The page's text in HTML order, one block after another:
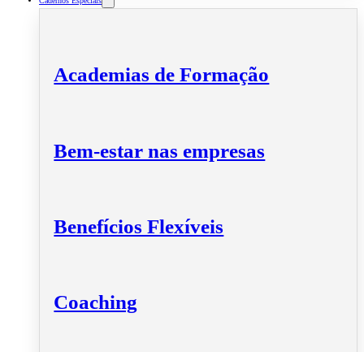
Academias de Formação
Bem-estar nas empresas
Benefícios Flexíveis
Coaching